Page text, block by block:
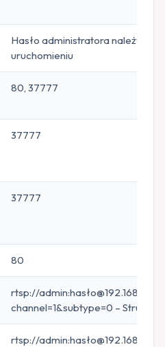
Hasło administratora należy
uruchomieniu
80, 37777
37777
37777
80
rtsp://
channel=1&subtype=0 –
rtsp://